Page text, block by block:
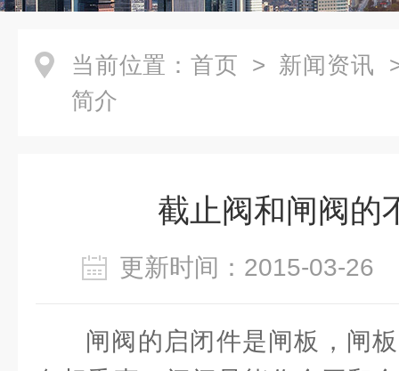
当前位置： 首页 > 新闻资讯
简介
截止阀和闸阀的
更新时间：2015-03-
闸阀的启闭件是闸板，闸